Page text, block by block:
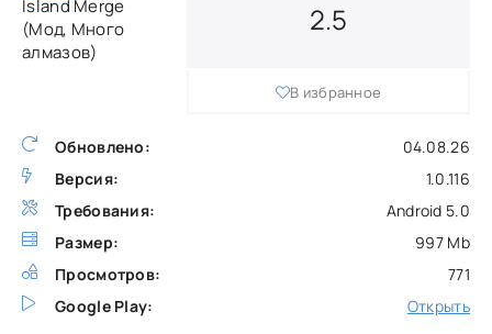
Обновлено:
04.08.26
Версия:
1.0.116
Требования:
Android 5.0
Размер:
997 Mb
Просмотров:
771
Google Play:
Открыть
2.5
В избранное